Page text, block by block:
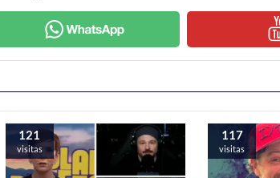
121
visitas
117
visitas